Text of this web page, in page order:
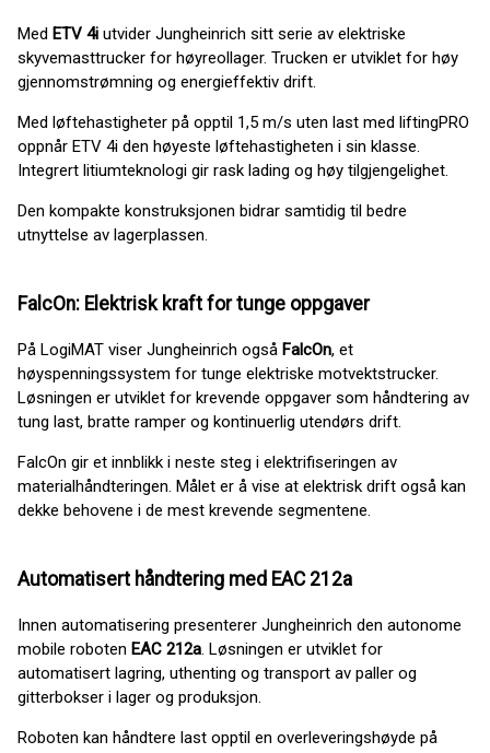
Med ETV 4i utvider Jungheinrich sitt serie av elektriske
skyvemasttrucker for høyreollager. Trucken er utviklet for høy
gjennomstrømning og energieffektiv drift.
Med løftehastigheter på opptil 1,5 m/s uten last med liftingPRO
oppnår ETV 4i den høyeste løftehastigheten i sin klasse.
Integrert litiumteknologi gir rask lading og høy tilgjengelighet.
Den kompakte konstruksjonen bidrar samtidig til bedre
utnyttelse av lagerplassen.
FalcOn: Elektrisk kraft for tunge oppgaver
På LogiMAT viser Jungheinrich også FalcOn, et
høyspenningssystem for tunge elektriske motvektstrucker.
Løsningen er utviklet for krevende oppgaver som håndtering av
tung last, bratte ramper og kontinuerlig utendørs drift.
FalcOn gir et innblikk i neste steg i elektrifiseringen av
materialhåndteringen. Målet er å vise at elektrisk drift også kan
dekke behovene i de mest krevende segmentene.
Automatisert håndtering med EAC 212a
Innen automatisering presenterer Jungheinrich den autonome
mobile roboten EAC 212a. Løsningen er utviklet for
automatisert lagring, uthenting og transport av paller og
gitterbokser i lager og produksjon.
Roboten kan håndtere last opptil en overleveringshøyde på